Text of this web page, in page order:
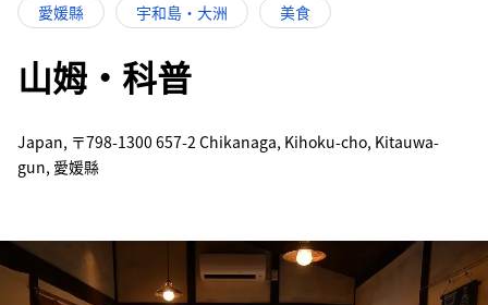
愛媛縣 宇和島・大洲 美食
山姆·科普
Japan, 〒798-1300 657-2 Chikanaga, Kihoku-cho, Kitauwa-
gun, 愛媛縣